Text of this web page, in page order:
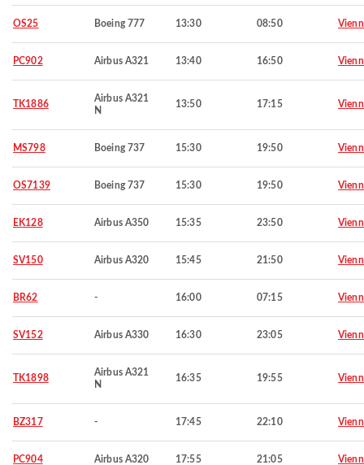
OS25 Boeing 777 13:30 08:50
PC902 Airbus A321 13:40 16:50
TK1886
Airbus A321
N
13:50 17:15
MS798 Boeing 737 15:30 19:50
OS7139 Boeing 737 15:30 19:50
EK128 Airbus A350 15:35 23:50
SV150 Airbus A320 15:45 21:50
BR62 - 16:00 07:15
SV152 Airbus A330 16:30 23:05
TK1898
Airbus A321
N
16:35 19:55
BZ317 - 17:45 22:10
PC904 Airbus A320 17:55 21:05